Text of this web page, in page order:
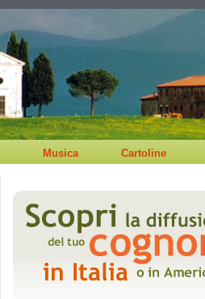
Musica Cartoline